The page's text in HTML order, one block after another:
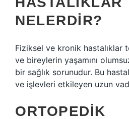
NELERDIR?
Fiziksel ve kronik hastalıklar
ve bireylerin yaşamını
bir sağlık sorunudur. Bu
ve işlevleri etkileyen uzun
ORTOPEDIK